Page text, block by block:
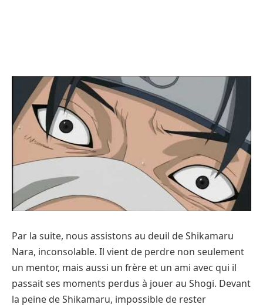
Par la suite, nous assistons au deuil de Shikamaru
Nara, inconsolable. Il vient de perdre non seulement
un mentor, mais aussi un frère et un ami avec qui il
passait ses moments perdus à jouer au Shogi. Devant
la peine de Shikamaru, impossible de rester